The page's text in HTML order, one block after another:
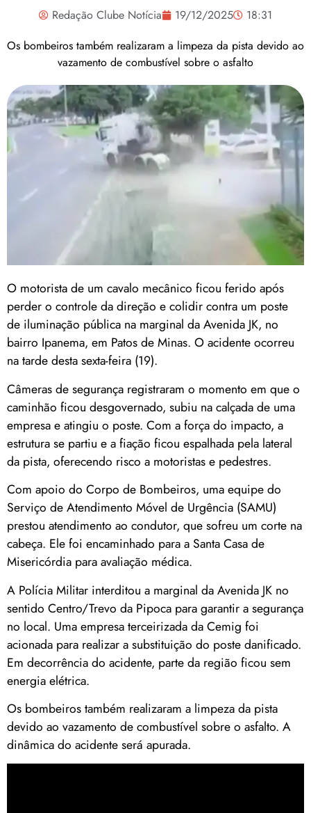
Redação Clube Notícia 19/12/2025
18:31
Os bombeiros também realizaram a limpeza da pista devido ao
vazamento de combustível sobre o asfalto
O motorista de um cavalo mecânico ficou ferido após
perder o controle da direção e colidir contra um poste
de iluminação pública na marginal da Avenida JK, no
bairro Ipanema, em Patos de Minas. O acidente ocorreu
na tarde desta sexta-feira (19).
Câmeras de segurança registraram o momento em que o
caminhão ficou desgovernado, subiu na calçada de uma
empresa e atingiu o poste. Com a força do impacto, a
estrutura se partiu e a fiação ficou espalhada pela lateral
da pista, oferecendo risco a motoristas e pedestres.
Com apoio do Corpo de Bombeiros, uma equipe do
Serviço de Atendimento Móvel de Urgência (SAMU)
prestou atendimento ao condutor, que sofreu um corte na
cabeça. Ele foi encaminhado para a Santa Casa de
Misericórdia para avaliação médica.
A Polícia Militar interditou a marginal da Avenida JK no
sentido Centro/Trevo da Pipoca para garantir a segurança
no local. Uma empresa terceirizada da Cemig foi
acionada para realizar a substituição do poste danificado.
Em decorrência do acidente, parte da região ficou sem
energia elétrica.
Os bombeiros também realizaram a limpeza da pista
devido ao vazamento de combustível sobre o asfalto. A
dinâmica do acidente será apurada.